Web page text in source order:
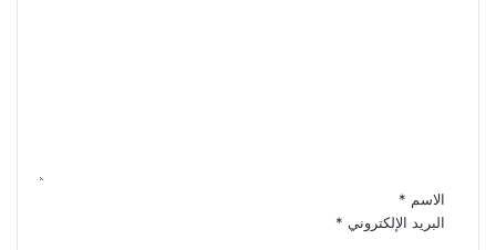
الاسم *
البريد الإلكتروني *